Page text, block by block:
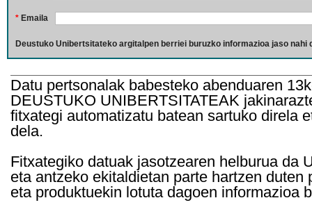
* Emaila
Deustuko Unibertsitateko argitalpen berriei buruzko informazioa jaso nahi
Datu pertsonalak babesteko abenduaren
DEUSTUKO UNIBERTSITATEAK
fitxategi automatizatu batean sartuko direla
dela.
Fitxategiko datuak jasotzearen helburua da
eta antzeko ekitaldietan parte hartzen
eta produktuekin lotuta dagoen informazioa